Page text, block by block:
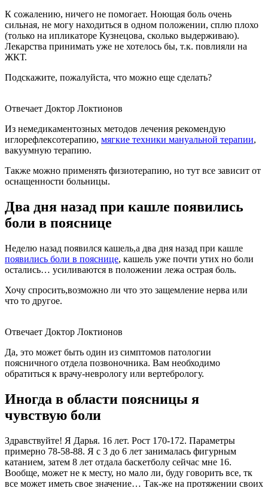
К сожалению, ничего не помогает. Ноющая боль очень
сильная, не могу находиться в одном положении, сплю плохо
(только на ипликаторе Кузнецова, сколько выдерживаю).
Лекарства принимать уже не хотелось бы, т.к. повлияли на
ЖКТ.
Подскажите, пожалуйста, что можно еще сделать?
Отвечает Доктор Локтионов
Из немедикаментозных методов лечения рекомендую
иглорефлексотерапию, мягкие техники мануальной терапии,
вакуумную терапию.
Также можно применять физиотерапию, но тут все зависит от
оснащенности больницы.
Два дня назад при кашле появились
боли в пояснице
Неделю назад появился кашель,а два дня назад при кашле
появились боли в пояснице, кашель уже почти утих но боли
остались… усиливаются в положении лежа острая боль.
Хочу спросить,возможно ли что это защемление нерва или
что то другое.
Отвечает Доктор Локтионов
Да, это может быть один из симптомов патологии
поясничного отдела позвоночника. Вам необходимо
обратиться к врачу-неврологу или вертебрологу.
Иногда в области поясницы я
чувствую боли
Здравствуйте! Я Дарья. 16 лет. Рост 170-172. Параметры
примерно 78-58-88. Я с 3 до 6 лет занималась фигурным
катанием, затем 8 лет отдала баскетболу сейчас мне 16.
Вообще, может не к месту, но мало ли, буду говорить все, тк
все может иметь свое значение… Так-же на протяжении своих